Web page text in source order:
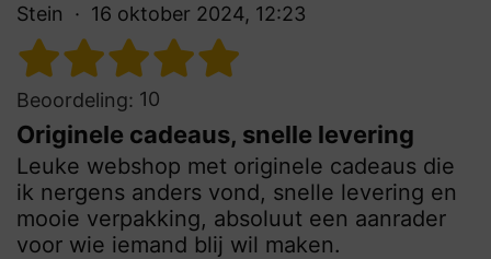
Stein 16 oktober 2024, 12:23
Beoordeling: 10
Originele cadeaus, snelle levering
Leuke webshop met originele cadeaus die
ik nergens anders vond, snelle levering en
mooie verpakking, absoluut een aanrader
voor wie iemand blij wil maken.